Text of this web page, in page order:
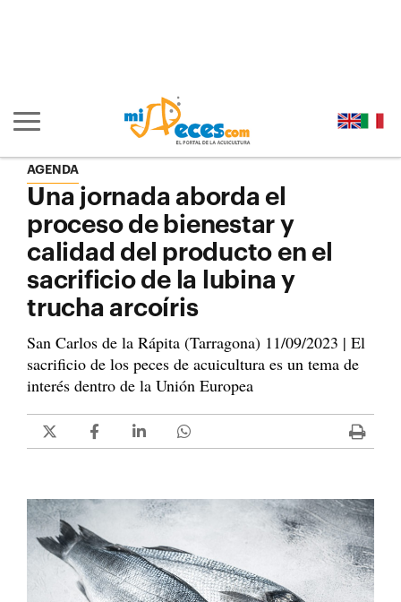
Mostrar/ocultar navegación principal
AGENDA
Una jornada aborda el
proceso de bienestar y
calidad del producto en el
sacrificio de la lubina y
trucha arcoíris
San Carlos de la Rápita (Tarragona) 11/09/2023 | El
sacrificio de los peces de acuicultura es un tema de
interés dentro de la Unión Europea